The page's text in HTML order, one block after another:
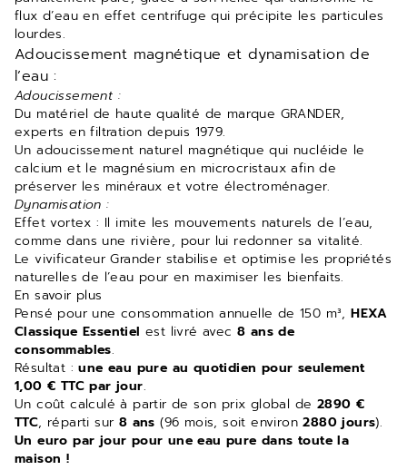
flux d’eau en effet centrifuge qui précipite les particules
lourdes.
Adoucissement magnétique et dynamisation de
l’eau :
Adoucissement :
Du matériel de haute qualité de marque GRANDER,
experts en filtration depuis 1979.
Un adoucissement naturel magnétique qui nucléide le
calcium et le magnésium en microcristaux afin de
préserver les minéraux et votre électroménager.
Dynamisation :
Effet vortex : Il imite les mouvements naturels de l’eau,
comme dans une rivière, pour lui redonner sa vitalité.
Le vivificateur Grander stabilise et optimise les propriétés
naturelles de l’eau pour en maximiser les bienfaits.
En savoir plus
Pensé pour une consommation annuelle de 150 m³,HEXA
Classique Essentiel est livré avec8 ans de
consommables.
Résultat :une eau pure au quotidien pour seulement
1,00 € TTC par jour.
Un coût calculé à partir de son prix global de 2890 €
TTC, réparti sur 8 ans (96 mois, soit environ2880 jours).
Un euro par jour pour une eau pure dans toute la
maison !